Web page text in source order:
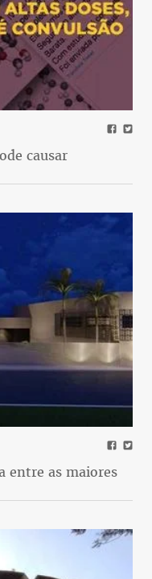
causar
entre as maiores